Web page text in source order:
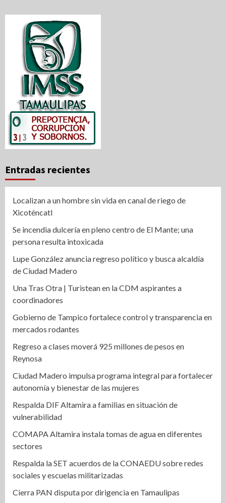
Entradas recientes
Localizan a un hombre sin vida en canal de riego de
Xicoténcatl
Se incendia dulcería en pleno centro de El Mante; una
persona resulta intoxicada
Lupe González anuncia regreso político y busca alcaldía
de Ciudad Madero
Una Tras Otra | Turistean en la CDM aspirantes a
coordinadores
Gobierno de Tampico fortalece control y transparencia en
mercados rodantes
Regreso a clases moverá 925 millones de pesos en
Reynosa
Ciudad Madero impulsa programa integral para fortalecer
autonomía y bienestar de las mujeres
Respalda DIF Altamira a familias en situación de
vulnerabilidad
COMAPA Altamira instala tomas de agua en diferentes
sectores
Respalda la SET acuerdos de la CONAEDU sobre redes
sociales y escuelas militarizadas
Cierra PAN disputa por dirigencia en Tamaulipas